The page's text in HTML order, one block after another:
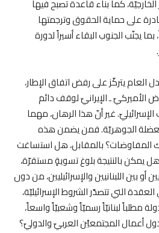
كما بناء قاعدة تصبح فيها
على حماية الحقوق وترجمتها
يجنّب الجنوب البقاء أسيراً لدورة
العام يتركّز على رفض اتفاق الإطار،
الأميركيّ ـ الإيرانيّ لوقف دائم
الإسرائيليّ. غير أنّ هذا الرهان، مهما
الجوهريّة. فمن يضمن هذه
المفاوضات؟ بالمقابل، هل استساغت
يمكن بالنتيجة بلوغ تسويةٍ مستقرّة،
أو بين اللبنانيين والإسرائيليين، من دون
التي تتصدّر الشروط الإسرائيليّة،
مطلباً لبنانيّاً رسميّاً وشعبيّاً واسعاً،
أعمال المجتمعيْن العربيّ والدوليّ؟